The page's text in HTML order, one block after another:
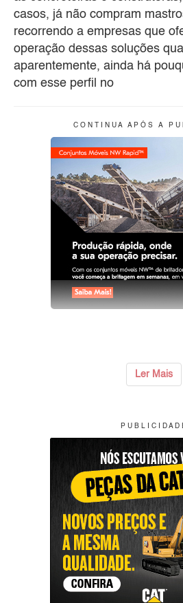
casos, já não compram
recorrendo a empresas que
operação dessas soluções
aparentemente, ainda há
com esse perfil no
C O N T I N U A A P Ó S A P U
Ler Mais
P U B L I C I D A D